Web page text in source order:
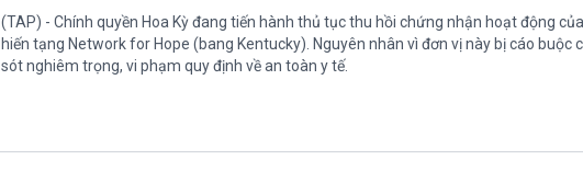
(TAP) - Chính quyền Hoa Kỳ đang tiến hành thủ tục thu hồi chứng nhận hoạt động
hiến tạng Network for Hope (bang Kentucky). Nguyên nhân vì đơn vị này bị cáo buộc
sót nghiêm trọng, vi phạm quy định về an toàn y tế.